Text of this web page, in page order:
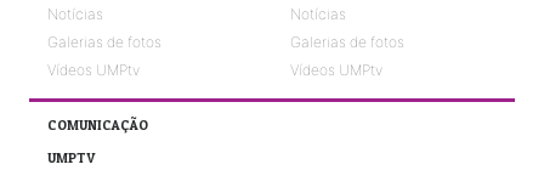
Notícias
Galerias de fotos
Vídeos UMPtv
Notícias
Galerias de fotos
Vídeos UMPtv
COMUNICAÇÃO
UMPTV